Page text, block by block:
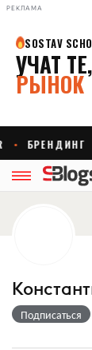
РЕКЛАМА
Подписаться